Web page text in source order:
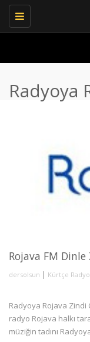
Toggle
navigation
Radyoya
Rojava FM Dinle
dersolsun | Kürtçe
Radyoya Rojava Zindi
radyo Rojava halkı
müziğin tadını